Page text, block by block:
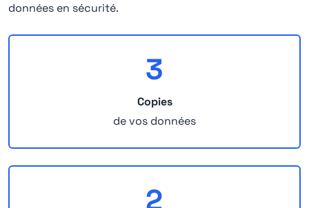
données en sécurité.
3
Copies
de vos données
2